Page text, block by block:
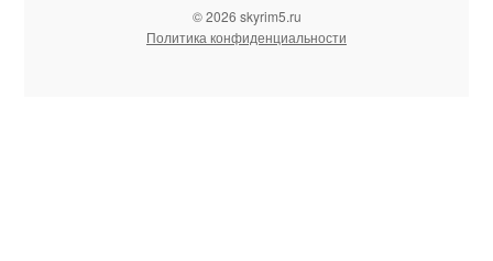
© 2026 skyrim5.ru
Политика конфиденциальности